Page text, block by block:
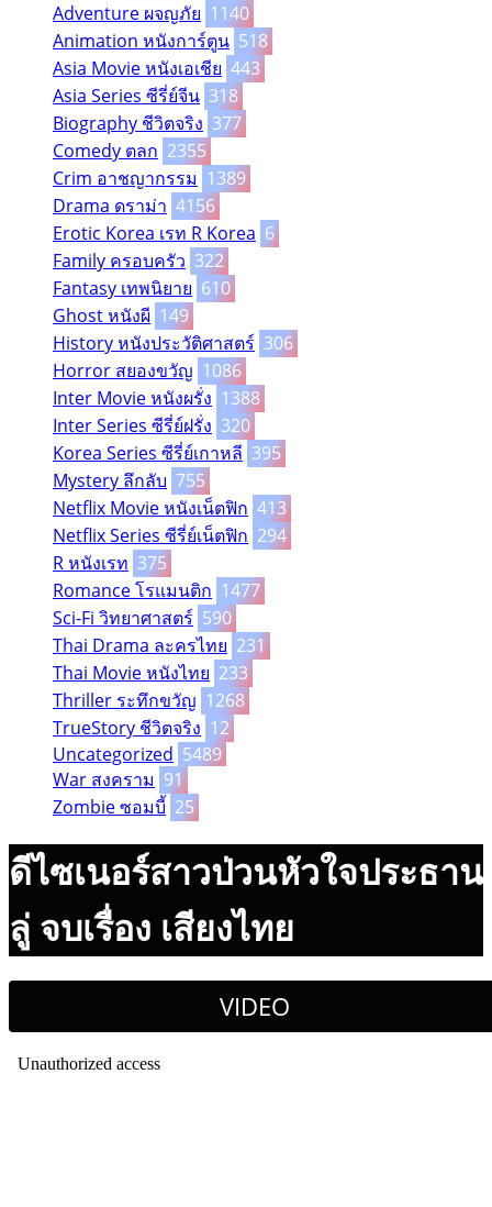
Adventure ผจญภัย 1140
Animation หนังการ์ตูน 518
Asia Movie หนังเอเชีย 443
Asia Series ซีรี่ย์จีน 318
Biography ชีวิตจริง 377
Comedy ตลก 2355
Crim อาชญากรรม 1389
Drama ดราม่า 4156
Erotic Korea เรท R Korea 6
Family ครอบครัว 322
Fantasy เทพนิยาย 610
Ghost หนังผี 149
History หนังประวัติศาสตร์ 306
Horror สยองขวัญ 1086
Inter Movie หนังผรั่ง 1388
Inter Series ซีรี่ย์ฝรั่ง 320
Korea Series ซีรี่ย์เกาหลี 395
Mystery ลึกลับ 755
Netflix Movie หนังเน็ตฟิก 413
Netflix Series ซีรี่ย์เน็ตฟิก 294
R หนังเรท 375
Romance โรแมนติก 1477
Sci-Fi วิทยาศาสตร์ 590
Thai Drama ละครไทย 231
Thai Movie หนังไทย 233
Thriller ระทึกขวัญ 1268
TrueStory ชีวิตจริง 12
Uncategorized 5489
War สงคราม 91
Zombie ซอมบี้ 25
ดีไซเนอร์สาวป่วนหัวใจประธาน
ลู่ จบเรื่อง เสียงไทย
VIDEO